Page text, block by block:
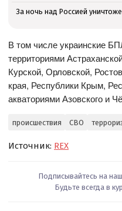
За ночь над Россией
В том числе украинские
территориями
Курской, Орловской,
края, Республики Крым,
акваториями Азовского и
происшествия СВО
Источник: REX
Подписывайтесь на
Будьте всегда в